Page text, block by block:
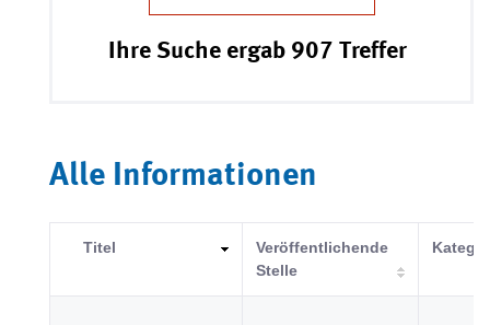
Ihre Suche ergab 907 Treffer
Alle Informationen
Titel
Veröffentlichende
Stelle